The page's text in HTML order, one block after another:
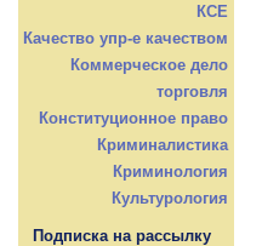
КСЕ
Качество упр-е качеством
Коммерческое дело
торговля
Конституционное право
Криминалистика
Криминология
Культурология
Подписка на рассылку